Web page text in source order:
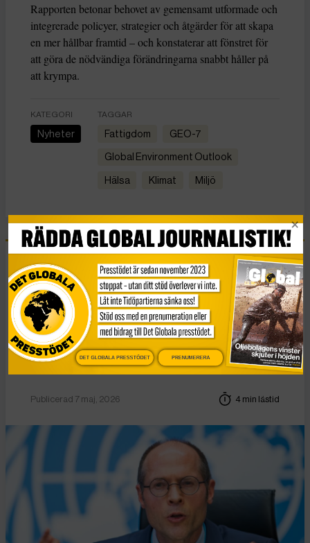
Rapporten betonar behovet av gemensamt utformade och
integrerade policyer, strategier och åtgärder för att skapa
en mer hållbar framtid – och konstaterar att fönstret för
att göra de nödvändiga förändringarna snabbt håller på
att krympa.
KATEGORI
Nyheter
TAGGAR
fattigdom GEO-7
Global Environment Outlook
hälsa Klimat miljö
Nyheter
FN-rapportör: Se
bortom tillväxt för att
bekämpa fattigdom
Publicerad 7 maj, 2026 4 min lästid
DET GLOBALA PRESSTÖDET PRENUMERERA